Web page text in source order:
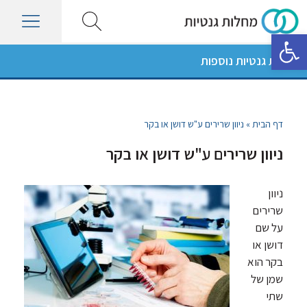
פתח סרגל נגישות
מחלות גנטיות נוספות
דף הבית» ניוון שרירים ע"ש דושן או בקר
ניוון שרירים ע"ש דושן או בקר
ניוון
שרירים
על שם
דושן או
בקר הוא
שמן של
שתי